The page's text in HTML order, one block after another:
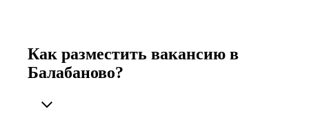
Как разместить вакансию в
Балабаново?